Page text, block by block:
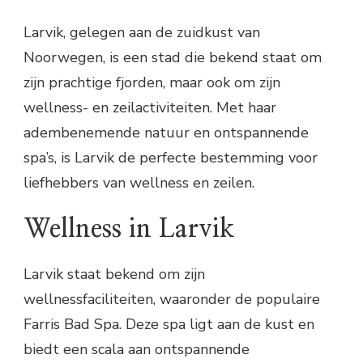
Larvik, gelegen aan de zuidkust van
Noorwegen, is een stad die bekend staat om
zijn prachtige fjorden, maar ook om zijn
wellness- en zeilactiviteiten. Met haar
adembenemende natuur en ontspannende
spa’s, is Larvik de perfecte bestemming voor
liefhebbers van wellness en zeilen.
Wellness in Larvik
Larvik staat bekend om zijn
wellnessfaciliteiten, waaronder de populaire
Farris Bad Spa. Deze spa ligt aan de kust en
biedt een scala aan ontspannende